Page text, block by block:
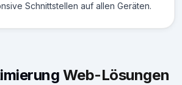
Schnittstellen auf allen Geräten.
Web-Lösungen